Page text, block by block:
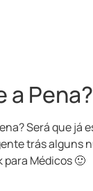
a Pena?
Será que já
trás alguns
Médicos 🙂